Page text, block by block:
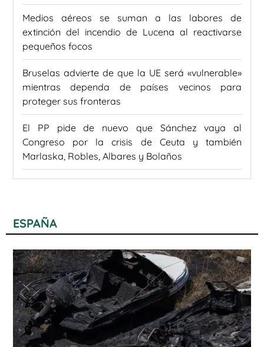
Medios aéreos se suman a las labores de
extinción del incendio de Lucena al reactivarse
pequeños focos
Bruselas advierte de que la UE será «vulnerable»
mientras dependa de países vecinos para
proteger sus fronteras
El PP pide de nuevo que Sánchez vaya al
Congreso por la crisis de Ceuta y también
Marlaska, Robles, Albares y Bolaños
ESPAÑA